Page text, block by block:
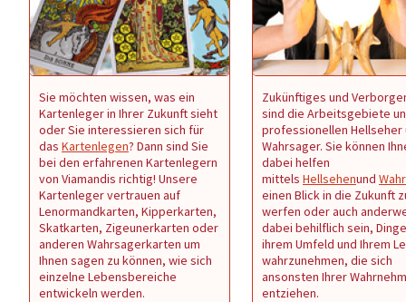
Sie möchten wissen, was ein
Kartenleger in Ihrer Zukunft sieht
oder Sie interessieren sich für
das Kartenlegen? Dann sind Sie
bei den erfahrenen Kartenlegern
von Viamandis richtig! Unsere
Kartenleger vertrauen auf
Lenormandkarten, Kipperkarten,
Skatkarten, Zigeunerkarten oder
anderen Wahrsagerkarten um
Ihnen sagen zu können, wie sich
einzelne Lebensbereiche
entwickeln werden.
Zukünftiges und
sind die Arbeitsgebiete
professionellen Hellseher
Wahrsager. Sie können
dabei helfen
mittels Hellsehenund
einen Blick in die Zukunft
werfen oder auch
dabei behilflich sein,
ihrem Umfeld und Ihrem
wahrzunehmen, die sich
ansonsten Ihrer
entziehen.